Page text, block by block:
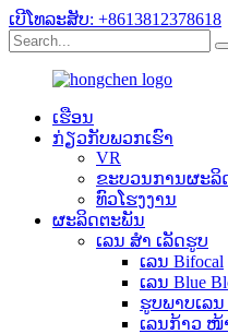
ເບີໂທລະສັບ: +8613812378618
ເຮືອນ
ກ່ຽວ​ກັບ​ພວກ​ເຮົາ
VR
ຂະບວນການຜະລິ
ທົວໂຮງງານ
ຜະລິດຕະພັນ
ເລນ ສຳ ເລັດຮູບ
ເລນ Bifocal
ເລນ Blue
ຮູບພາບເລນ
ເລນກ້າວ ໜ້